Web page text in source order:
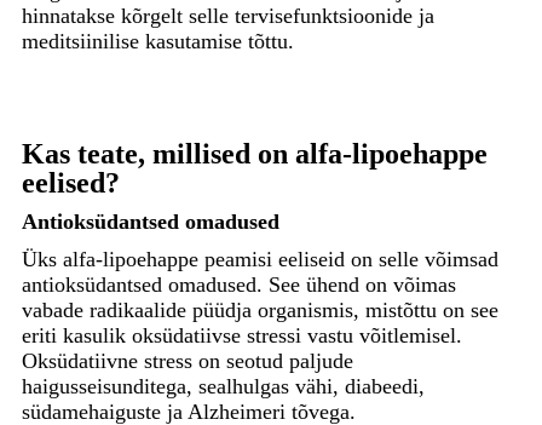
hinnatakse kõrgelt selle tervisefunktsioonide ja
meditsiinilise kasutamise tõttu.
Kas teate, millised on alfa-lipoehappe
eelised?
Antioksüdantsed omadused
Üks alfa-lipoehappe peamisi eeliseid on selle võimsad
antioksüdantsed omadused. See ühend on võimas
vabade radikaalide püüdja ​​organismis, mistõttu on see
eriti kasulik oksüdatiivse stressi vastu võitlemisel.
Oksüdatiivne stress on seotud paljude
haigusseisunditega, sealhulgas vähi, diabeedi,
südamehaiguste ja Alzheimeri tõvega.